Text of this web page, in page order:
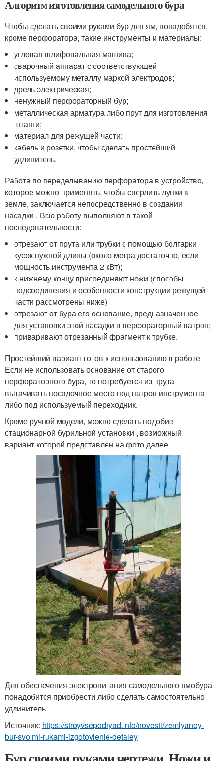
Алгоритм изготовления самодельного бура
Чтобы сделать своими руками бур для ям, понадобятся,
кроме перфоратора, такие инструменты и материалы:
угловая шлифовальная машина;
сварочный аппарат с соответствующей
используемому металлу маркой электродов;
дрель электрическая;
ненужный перфораторный бур;
металлическая арматура либо прут для изготовления
штанги;
материал для режущей части;
кабель и розетки, чтобы сделать простейший
удлинитель.
Работа по переделыванию перфоратора в устройство,
которое можно применять, чтобы сверлить лунки в
земле, заключается непосредственно в создании
насадки . Всю работу выполняют в такой
последовательности:
отрезают от прута или трубки с помощью болгарки
кусок нужной длины (около метра достаточно, если
мощность инструмента 2 кВт);
к нижнему концу присоединяют ножи (способы
подсоединения и особенности конструкции режущей
части рассмотрены ниже);
отрезают от бура его основание, предназначенное
для установки этой насадки в перфораторный патрон;
приваривают отрезанный фрагмент к трубке.
Простейший вариант готов к использованию в работе.
Если не использовать основание от старого
перфораторного бура, то потребуется из прута
вытачивать посадочное место под патрон инструмента
либо под используемый переходник.
Кроме ручной модели, можно сделать подобие
стационарной бурильной установки , возможный
вариант которой представлен на фото далее.
Для обеспечения электропитания самодельного ямобура
понадобится приобрести либо сделать самостоятельно
удлинитель.
Источник: https://stroyvsepodryad.info/novosti/zemlyanoy-
bur-svoimi-rukami-izgotovlenie-detaley